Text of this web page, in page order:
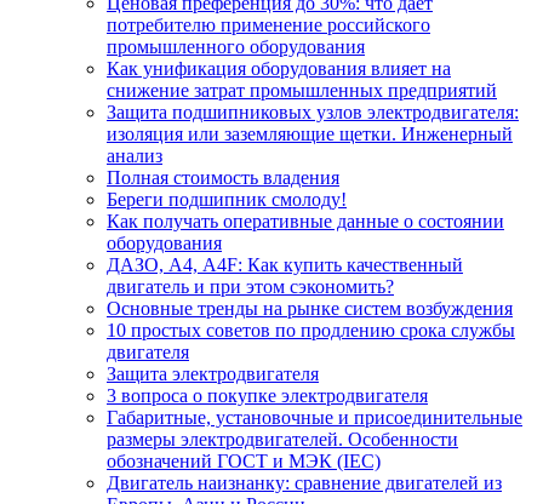
потребителю применение российского
промышленного оборудования
Как унификация оборудования влияет на
снижение затрат промышленных предприятий
Защита подшипниковых узлов электродвигателя:
изоляция или заземляющие щетки. Инженерный
анализ
Полная стоимость владения
Береги подшипник смолоду!
Как получать оперативные данные о состоянии
оборудования
ДАЗО, А4, А4F: Как купить качественный
двигатель и при этом сэкономить?
Основные тренды на рынке систем возбуждения
10 простых советов по продлению срока службы
двигателя
Защита электродвигателя
3 вопроса о покупке электродвигателя
Габаритные, установочные и присоединительные
размеры электродвигателей. Особенности
обозначений ГОСТ и МЭК (IEC)
Двигатель наизнанку: сравнение двигателей из